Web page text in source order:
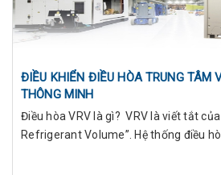
ĐIỀU KHIỂN ĐIỀU HÒA TRUNG TÂM
THÔNG MINH
Điều hòa VRV là gì? VRV là viết tắt
Refrigerant Volume”. Hệ thống điều